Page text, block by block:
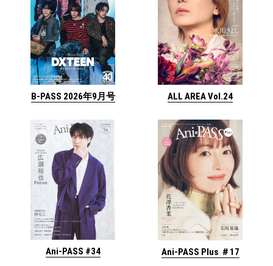
B-PASS 2026年9月号 ALL AREA Vol.24
Ani-PASS #34 Ani-PASS Plus ＃17